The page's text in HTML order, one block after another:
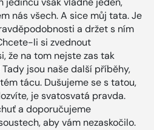
nás všech. A sice můj tata. Je
a držet s ním
li si zvednout
že na tom nejste zas tak
jsou naše další příběhy,
tácu. Dušujeme se s tatou,
je svatosvatá pravda.
a doporučujeme
aby vám nezaskočilo.